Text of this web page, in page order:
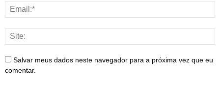
Salvar meus dados neste navegador para a próxima vez que eu
comentar.